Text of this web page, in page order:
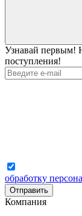
Узнавай первым!
поступления!
обработку
Отправить
Компания